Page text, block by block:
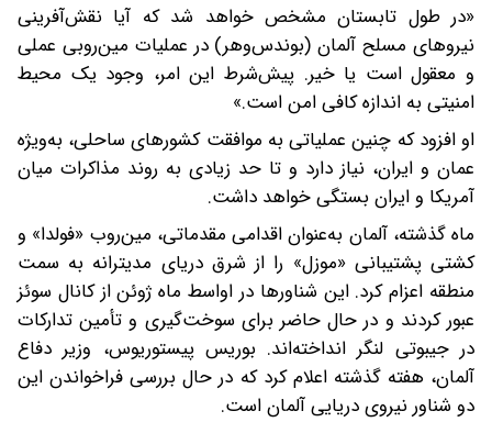
«در طول تابستان مشخص خواهد شد که آیا نقش‌آفرینی
نیروهای مسلح آلمان (بوندس‌وهر) در عملیات مین‌روبی عملی
و معقول است یا خیر. پیش‌شرط این امر، وجود یک محیط
امنیتی به اندازه کافی امن است.»
او افزود که چنین عملیاتی به موافقت کشورهای ساحلی، به‌ویژه
عمان و ایران، نیاز دارد و تا حد زیادی به روند مذاکرات میان
آمریکا و ایران بستگی خواهد داشت.
ماه گذشته، آلمان به‌عنوان اقدامی مقدماتی، مین‌روب «فولدا» و
کشتی پشتیبانی «موزل» را از شرق دریای مدیترانه به سمت
منطقه اعزام کرد. این شناورها در اواسط ماه ژوئن از کانال سوئز
عبور کردند و در حال حاضر برای سوخت‌گیری و تأمین تدارکات
در جیبوتی لنگر انداخته‌اند. بوریس پیستوریوس، وزیر دفاع
آلمان، هفته گذشته اعلام کرد که در حال بررسی فراخواندن این
دو شناور نیروی دریایی آلمان است.